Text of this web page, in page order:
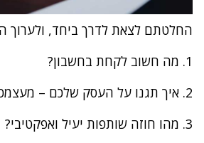
החלטתם לצאת לדרך ביחד, ולערוך
1. מה חשוב לקחת בחשבון?
2. איך תגנו על העסק שלכם – מעצמכם!
3. מהו חוזה שותפות יעיל ואפקטיבי?